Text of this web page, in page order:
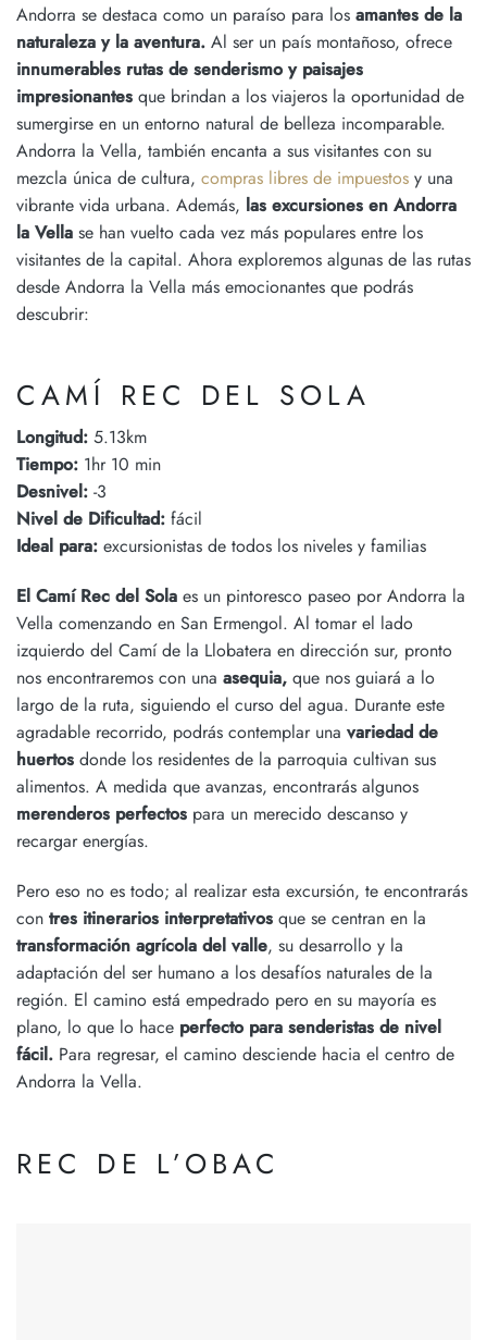
Andorra se destaca como un paraíso para los amantes de la
naturaleza y la aventura. Al ser un país montañoso, ofrece
innumerables rutas de senderismo y paisajes
impresionantes que brindan a los viajeros la oportunidad de
sumergirse en un entorno natural de belleza incomparable.
Andorra la Vella, también encanta a sus visitantes con su
mezcla única de cultura, compras libres de impuestos y una
vibrante vida urbana. Además, las excursiones en Andorra
la Vella se han vuelto cada vez más populares entre los
visitantes de la capital. Ahora exploremos algunas de las rutas
desde Andorra la Vella más emocionantes que podrás
descubrir:
CAMÍ REC DEL SOLA
Longitud: 5.13km
Tiempo: 1hr 10 min
Desnivel: -3
Nivel de Dificultad: fácil
Ideal para: excursionistas de todos los niveles y familias
El Camí Rec del Sola es un pintoresco paseo por Andorra la
Vella comenzando en San Ermengol. Al tomar el lado
izquierdo del Camí de la Llobatera en dirección sur, pronto
nos encontraremos con una asequia, que nos guiará a lo
largo de la ruta, siguiendo el curso del agua. Durante este
agradable recorrido, podrás contemplar una variedad de
huertos donde los residentes de la parroquia cultivan sus
alimentos. A medida que avanzas, encontrarás algunos
merenderos perfectos para un merecido descanso y
recargar energías.
Pero eso no es todo; al realizar esta excursión, te encontrarás
con tres itinerarios interpretativos que se centran en la
transformación agrícola del valle, su desarrollo y la
adaptación del ser humano a los desafíos naturales de la
región. El camino está empedrado pero en su mayoría es
plano, lo que lo hace perfecto para senderistas de nivel
fácil. Para regresar, el camino desciende hacia el centro de
Andorra la Vella.
REC DE L’OBAC